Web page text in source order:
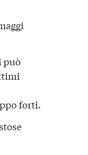
può
forti.